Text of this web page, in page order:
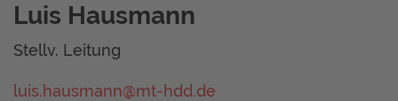
Luis Hausmann
Stellv. Leitung
luis.hausmann@mt-hdd.de